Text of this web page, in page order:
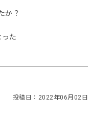
か？
った
投稿日：2022年06月02日